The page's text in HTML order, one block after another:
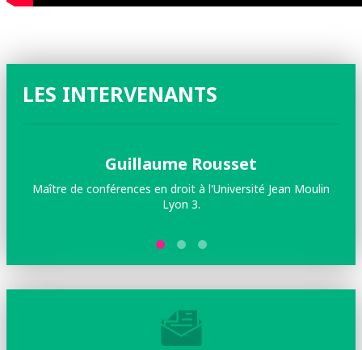
LES INTERVENANTS
Guillaume Rousset
Maître de conférences en droit à l'Université Jean Moulin
Lyon 3.